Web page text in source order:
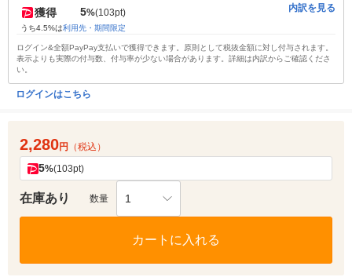
獲得 5%(103pt)
うち4.5%は利用先・期間限定
内訳を見る
ログイン&全額PayPay支払いで獲得できます。原則として税抜金額に対し付与されます。
表示よりも実際の付与数、付与率が少ない場合があります。詳細は内訳からご確認くださ
い。
ログインはこちら
2,280円 （税込）
5%(103pt)
在庫あり 数量 1
カートに入れる